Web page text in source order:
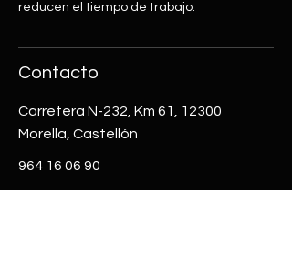
reducen el tiempo de trabajo.
Contacto
Carretera N-232, Km 61, 12300
Morella, Castellón
964 16 06 90